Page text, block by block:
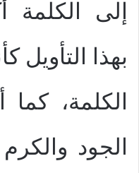
إلى
بهذا التأويل
الكلمة،
الجود